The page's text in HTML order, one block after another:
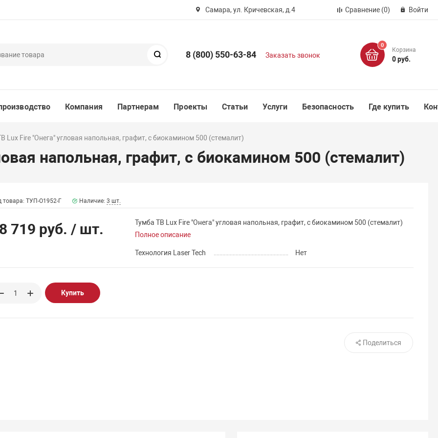
Самара, ул. Кричевская, д.4 Сравнение (0) Войти
8 (800) 550-63-84 Заказать звонок
0
Корзина
0 руб.
Компания Партнерам Проекты Статьи Услуги Безопасность Где купить
Lux Fire "Онега" угловая напольная, графит, с биокамином 500 (стемалит)
напольная, графит, с биокамином 500 (стемалит)
товара: ТУП-О1952-Г Наличие: 3 шт.
719 руб. / шт.
Тумба ТВ Lux Fire "Онега" угловая напольная, графит, с биокамином 500 (стемалит)
Полное описание
Технология Laser Tech Нет
Купить
Поделиться